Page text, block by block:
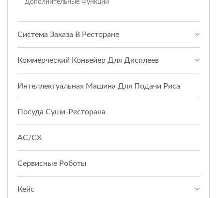
Дополнительные Функции
Система Заказа В Ресторане
Коммерческий Конвейер Для Дисплеев
Интеллектуальная Машина Для Подачи Риса
Посуда Суши-Ресторана
АС/СХ
Сервисные Роботы
Кейс